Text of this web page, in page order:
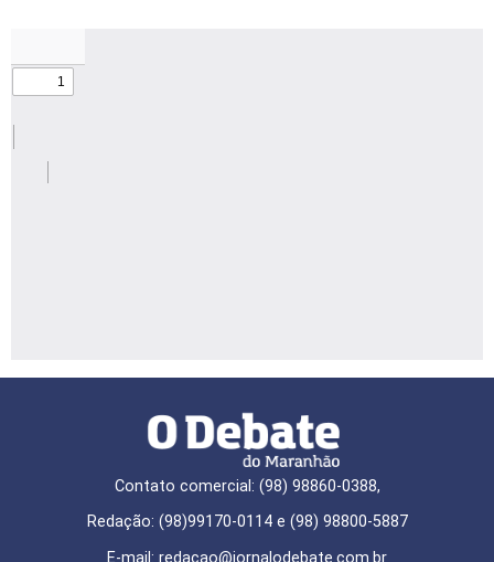
Contato comercial: (98) 98860-0388,
Redação: (98)99170-0114 e (98) 98800-5887
E-mail: redaçao@jornalodebate.com.br